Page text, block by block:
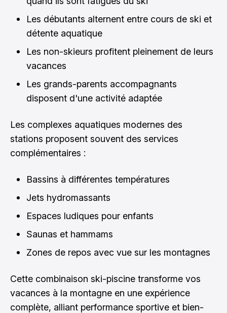
Les débutants alternent entre cours de ski et
détente aquatique
Les non-skieurs profitent pleinement de leurs
vacances
Les grands-parents accompagnants
disposent d'une activité adaptée
Les complexes aquatiques modernes des
stations proposent souvent des services
complémentaires :
Bassins à différentes températures
Jets hydromassants
Espaces ludiques pour enfants
Saunas et hammams
Zones de repos avec vue sur les montagnes
Cette combinaison ski-piscine transforme vos
vacances à la montagne en une expérience
complète, alliant performance sportive et bien-